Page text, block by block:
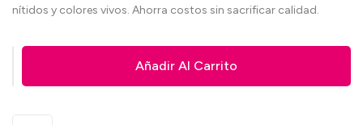
nítidos y colores vivos. Ahorra costos sin sacrificar calidad.
Añadir Al Carrito